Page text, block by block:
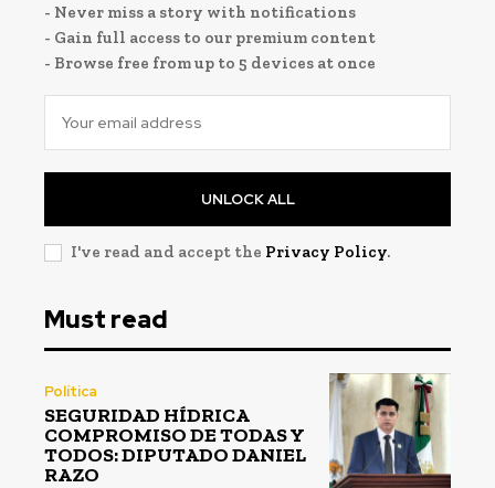
- Never miss a story with notifications
- Gain full access to our premium content
- Browse free from up to 5 devices at once
UNLOCK ALL
I've read and accept the Privacy Policy.
Must read
Política
SEGURIDAD HÍDRICA
COMPROMISO DE TODAS Y
TODOS: DIPUTADO DANIEL
RAZO